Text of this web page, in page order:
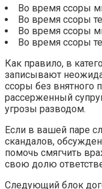
Во время ссоры
Во время ссоры
Во время ссоры
Во время ссоры
Как правило, в
записывают
ссоры без внятного
рассерженный
угрозы разводом.
Если в вашей паре
скандалов,
помочь смягчить
свою долю
Следующий блок